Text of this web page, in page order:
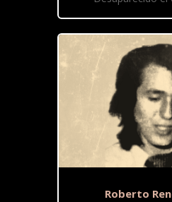
Roberto